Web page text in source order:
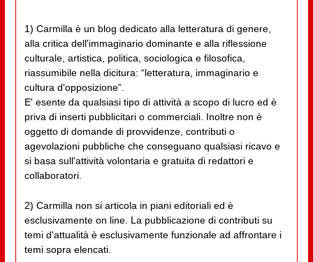
1) Carmilla è un blog dedicato alla letteratura di genere,
alla critica dell'immaginario dominante e alla riflessione
culturale, artistica, politica, sociologica e filosofica,
riassumibile nella dicitura: “letteratura, immaginario e
cultura d'opposizione”.
E' esente da qualsiasi tipo di attività a scopo di lucro ed è
priva di inserti pubblicitari o commerciali. Inoltre non è
oggetto di domande di provvidenze, contributi o
agevolazioni pubbliche che conseguano qualsiasi ricavo e
si basa sull'attività volontaria e gratuita di redattori e
collaboratori.
2) Carmilla non si articola in piani editoriali ed è
esclusivamente on line. La pubblicazione di contributi su
temi d'attualità è esclusivamente funzionale ad affrontare i
temi sopra elencati.